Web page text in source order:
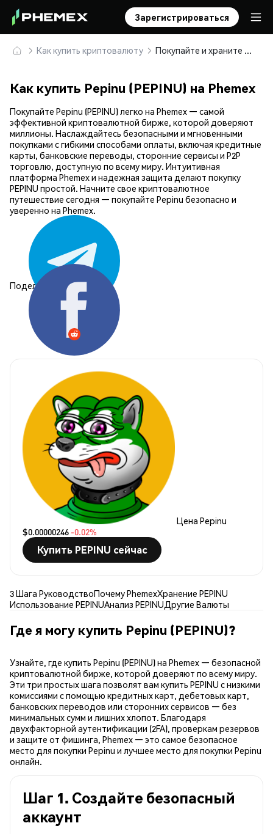
Зарегистрироваться
Как купить криптовалюту Покупайте и храните Pepinu (PEPINU) безопасно
Как купить Pepinu (PEPINU) на Phemex
Покупайте Pepinu (PEPINU) легко на Phemex — самой
эффективной криптовалютной бирже, которой доверяют
миллионы. Наслаждайтесь безопасными и мгновенными
покупками с гибкими способами оплаты, включая кредитные
карты, банковские переводы, сторонние сервисы и P2P
торговлю, доступную по всему миру. Интуитивная
платформа Phemex и надежная защита делают покупку
PEPINU простой. Начните свое криптовалютное
путешествие сегодня — покупайте Pepinu безопасно и
уверенно на Phemex.
Поделиться:
Цена Pepinu
$0.00000246 -0.02%
Купить PEPINU сейчас
3 Шага РуководствоПочему PhemexХранение PEPINU
Использование PEPINUАнализ PEPINUДругие Валюты
Где я могу купить Pepinu (PEPINU)?
Узнайте, где купить Pepinu (PEPINU) на Phemex — безопасной
криптовалютной бирже, которой доверяют по всему миру.
Эти три простых шага позволят вам купить PEPINU с низкими
комиссиями с помощью кредитных карт, дебетовых карт,
банковских переводов или сторонних сервисов — без
минимальных сумм и лишних хлопот. Благодаря
двухфакторной аутентификации (2FA), проверкам резервов
и защите от фишинга, Phemex — это самое безопасное
место для покупки Pepinu и лучшее место для покупки Pepinu
онлайн.
Шаг 1. Создайте безопасный
аккаунт